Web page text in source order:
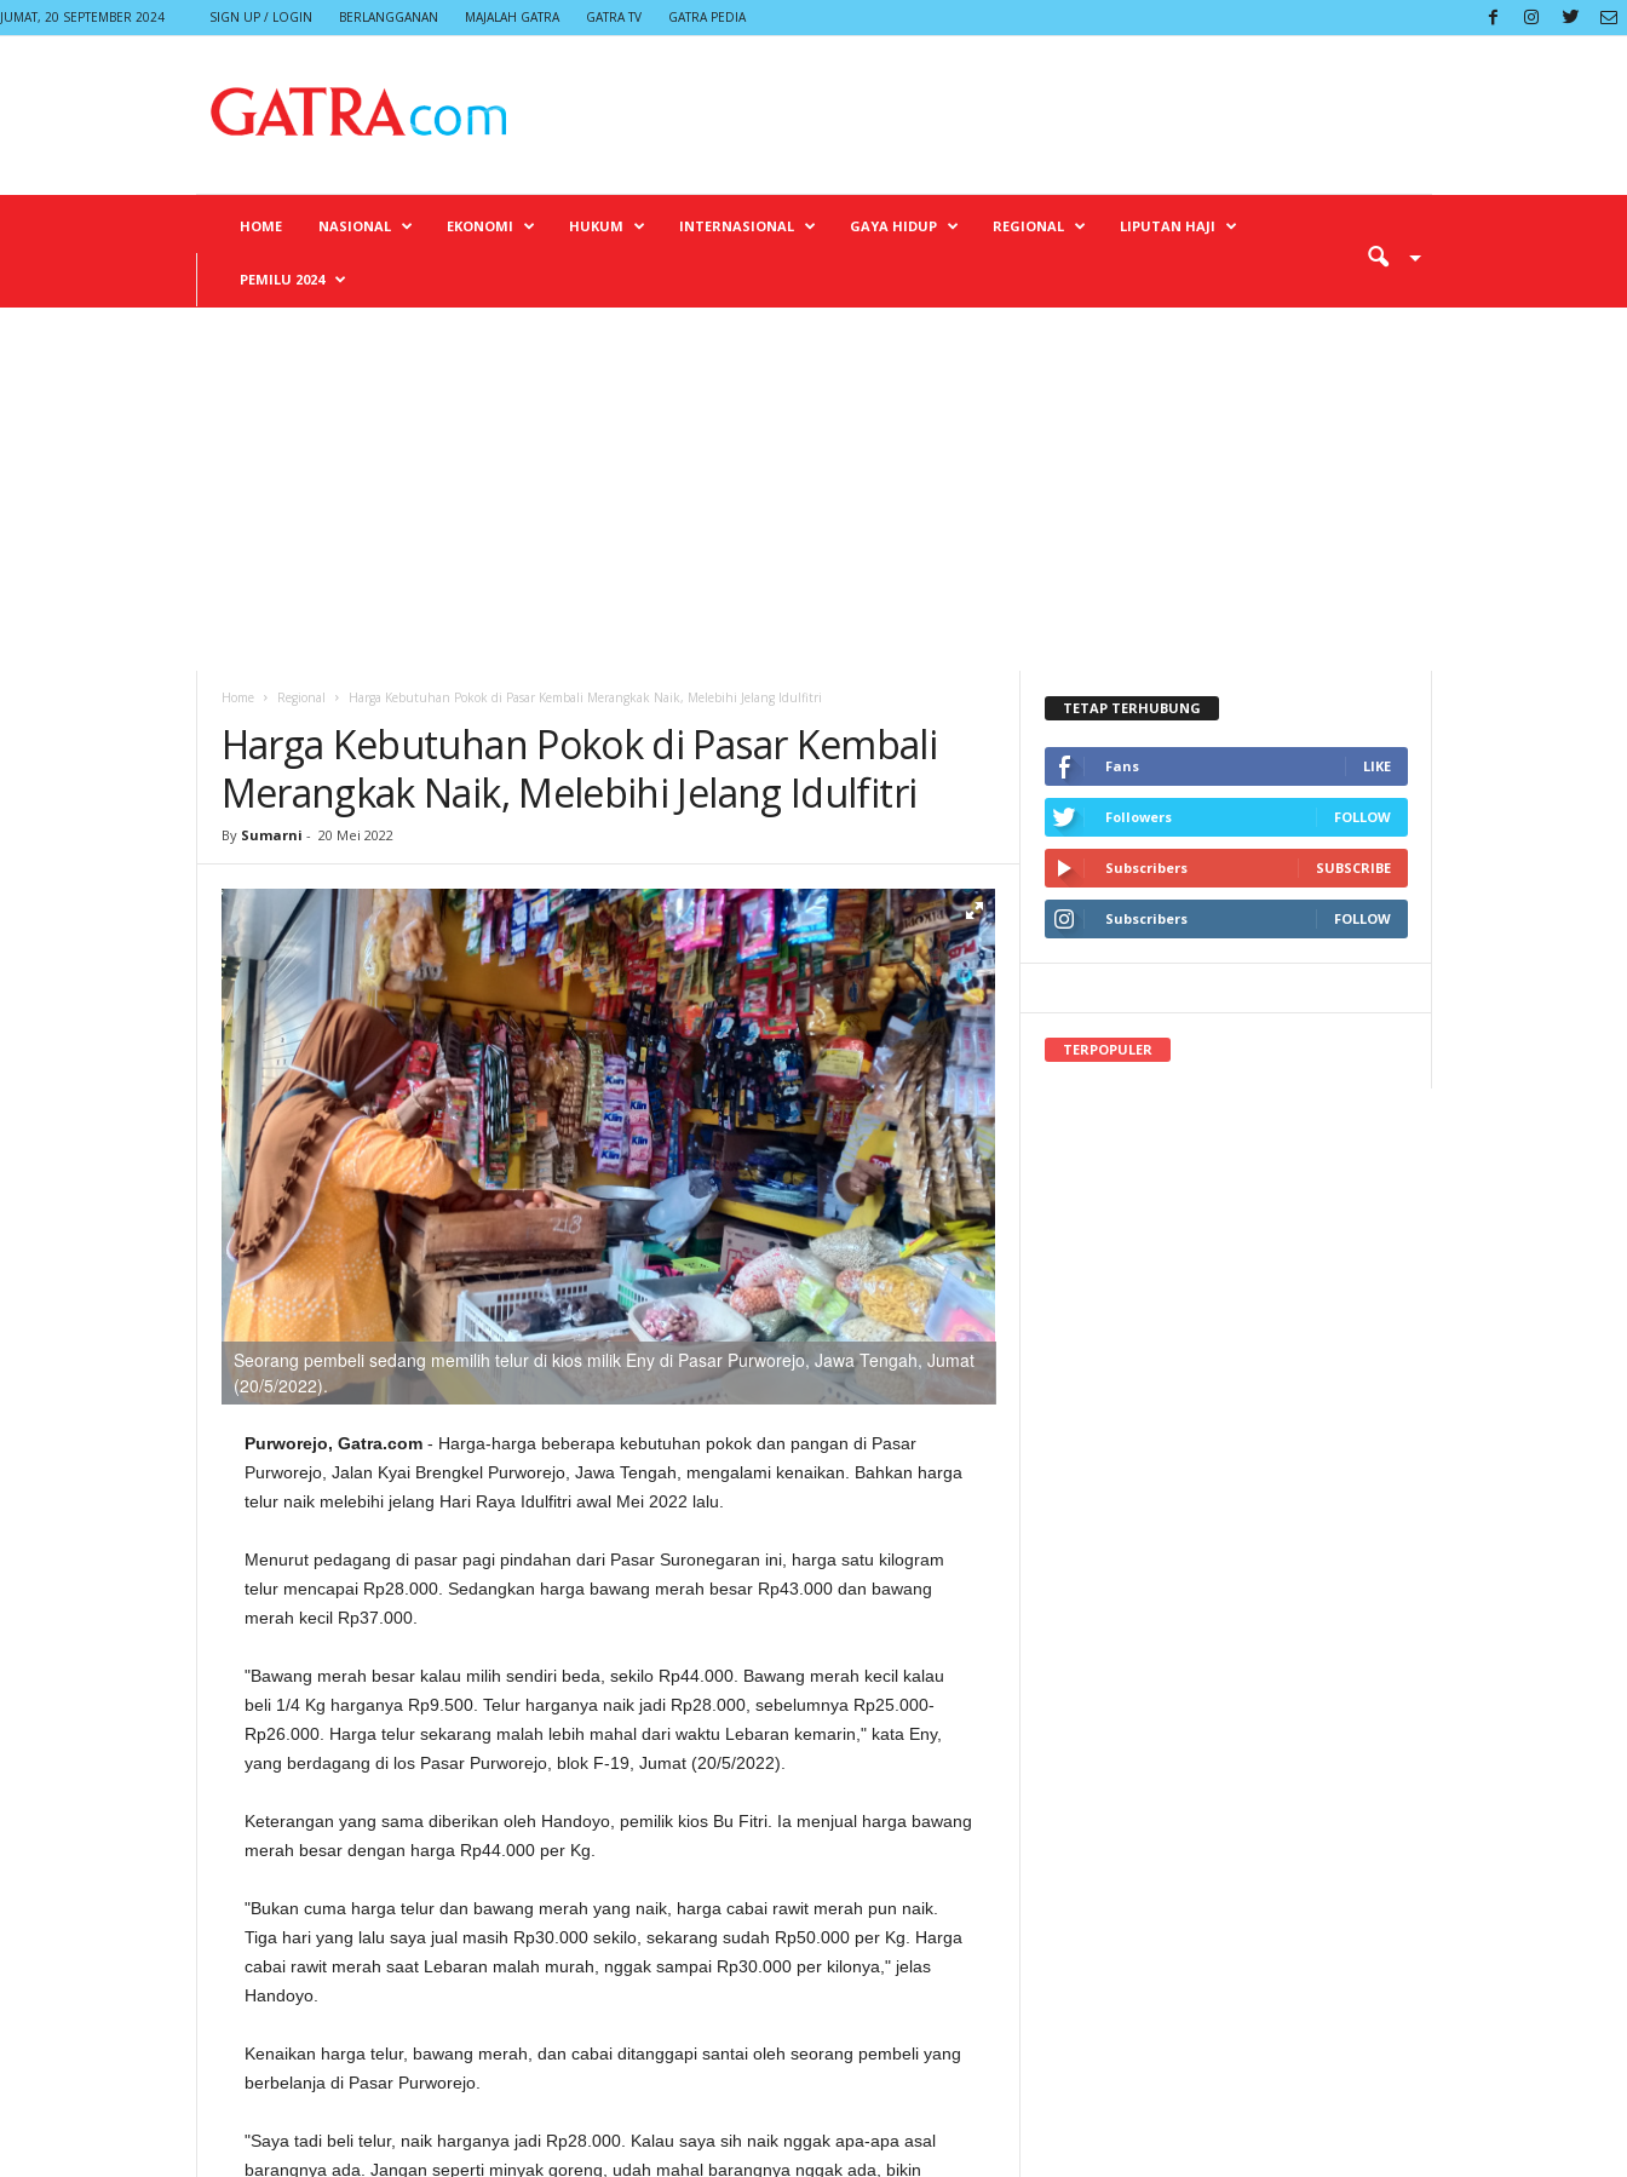
JUMAT, 20 SEPTEMBER 2024 SIGN UP / LOGIN BERLANGGANAN MAJALAH GATRA GATRA TV GATRA PEDIA
HOME NASIONAL EKONOMI HUKUM INTERNASIONAL GAYA HIDUP REGIONAL LIPUTAN HAJI
PEMILU 2024
Home Regional Harga Kebutuhan Pokok di Pasar Kembali Merangkak Naik, Melebihi Jelang Idulfitri
Harga Kebutuhan Pokok di Pasar Kembali
Merangkak Naik, Melebihi Jelang Idulfitri
By Sumarni - 20 Mei 2022
Seorang pembeli sedang memilih telur di kios milik Eny di Pasar Purworejo, Jawa Tengah, Jumat
(20/5/2022).
Purworejo, Gatra.com- Harga-harga beberapa kebutuhan pokok dan pangan di Pasar
Purworejo, Jalan Kyai Brengkel Purworejo, Jawa Tengah, mengalami kenaikan. Bahkan harga
telur naik melebihi jelang Hari Raya Idulfitri awal Mei 2022 lalu.
Menurut pedagang di pasar pagi pindahan dari Pasar Suronegaran ini, harga satu kilogram
telur mencapai Rp28.000. Sedangkan harga bawang merah besar Rp43.000 dan bawang
merah kecil Rp37.000.
"Bawang merah besar kalau milih sendiri beda, sekilo Rp44.000. Bawang merah kecil kalau
beli 1/4 Kg harganya Rp9.500. Telur harganya naik jadi Rp28.000, sebelumnya Rp25.000-
Rp26.000. Harga telur sekarang malah lebih mahal dari waktu Lebaran kemarin," kata Eny,
yang berdagang di los Pasar Purworejo, blok F-19, Jumat (20/5/2022).
Keterangan yang sama diberikan oleh Handoyo, pemilik kios Bu Fitri. Ia menjual harga bawang
merah besar dengan harga Rp44.000 per Kg.
"Bukan cuma harga telur dan bawang merah yang naik, harga cabai rawit merah pun naik.
Tiga hari yang lalu saya jual masih Rp30.000 sekilo, sekarang sudah Rp50.000 per Kg. Harga
cabai rawit merah saat Lebaran malah murah, nggak sampai Rp30.000 per kilonya," jelas
Handoyo.
Kenaikan harga telur, bawang merah, dan cabai ditanggapi santai oleh seorang pembeli yang
berbelanja di Pasar Purworejo.
"Saya tadi beli telur, naik harganya jadi Rp28.000. Kalau saya sih naik nggak apa-apa asal
barangnya ada. Jangan seperti minyak goreng, udah mahal barangnya nggak ada, bikin
TETAP TERHUBUNG
Fans LIKE
Followers FOLLOW
Subscribers SUBSCRIBE
Subscribers FOLLOW